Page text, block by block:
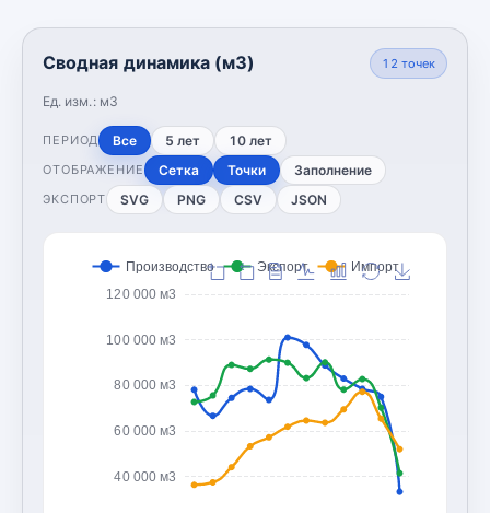
Сводная динамика (м3)
Ед. изм.: м3
12 точек
ПЕРИОД Все 5 лет 10 лет
ОТОБРАЖЕНИЕ Сетка Точки Заполнение
ЭКСПОРТ SVG PNG CSV JSON
40 000 м3
60 000 м3
80 000 м3
100 000 м3
120 000 м3
Производство Экспорт Импорт